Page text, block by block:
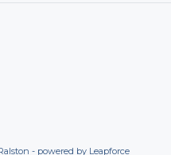
- powered by Leapforce